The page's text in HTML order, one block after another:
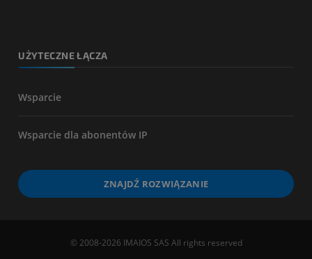
UŻYTECZNE ŁĄCZA
Wsparcie
Wsparcie dla abonentów IP
ZNAJDŹ ROZWIĄZANIE
© 2008-2026 IMAIOS SAS All rights reserved